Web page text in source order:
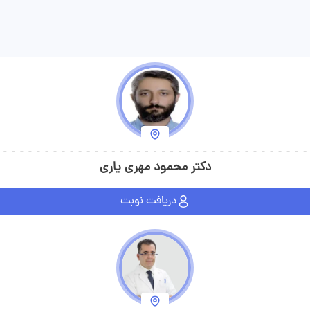
دکتر محمود مهری یاری
دریافت نوبت